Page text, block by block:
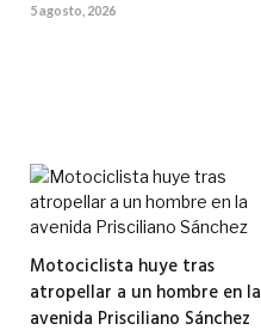
5 agosto, 2026
Motociclista huye tras
atropellar a un hombre en la
avenida Prisciliano Sánchez